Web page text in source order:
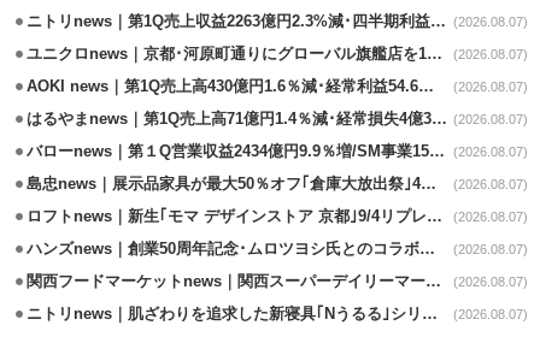
ニトリnews｜第1Q売上収益2263億円2.3%減･四半期利益1.4％減 (2026.08.07)
ユニクロnews｜京都･河原町通りにグローバル旗艦店を11/6開設 (2026.08.07)
AOKI news｜第1Q売上高430億円1.6％減･経常利益54.6％減 (2026.08.07)
はるやまnews｜第1Q売上高71億円1.4％減･経常損失4億3800万円 (2026.08.07)
バローnews｜第１Q営業収益2434億円9.9％増/SM事業15.5％増と絶好調 (2026.08.07)
島忠news｜展示品家具が最大50％オフ｢倉庫大放出祭｣4店舗限定で開催 (2026.08.07)
ロフトnews｜新生｢モマ デザインストア 京都｣9/4リプレイスオープン (2026.08.07)
ハンズnews｜創業50周年記念･ムロツヨシ氏とのコラボ企画｢ムロハンズ｣開催 (2026.08.07)
関西フードマーケットnews｜関西スーパーデイリーマート蒲生店8/7改装 (2026.08.07)
ニトリnews｜肌ざわりを追求した新寝具｢Nうるる｣シリーズを発売 (2026.08.07)